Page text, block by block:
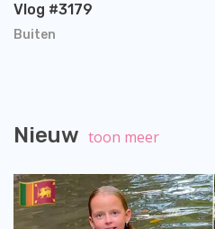
Buiten
Vlog #3179
Nieuw toon meer